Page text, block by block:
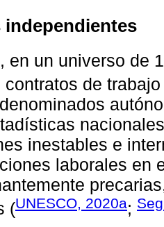
independientes
en un universo de
contratos de
inestables e
laborales en
(UNESCO, 2020a;